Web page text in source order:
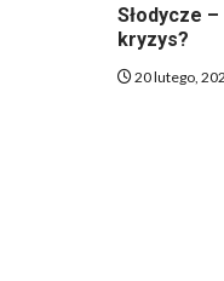
Słodycze
kryzys?
20 lutego,